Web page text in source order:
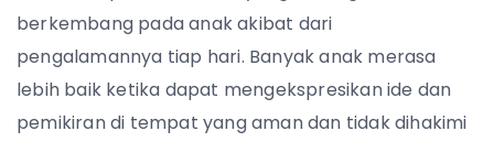
berkembang pada anak akibat dari
pengalamannya tiap hari. Banyak anak merasa
lebih baik ketika dapat mengekspresikan ide dan
pemikiran di tempat yang aman dan tidak dihakimi